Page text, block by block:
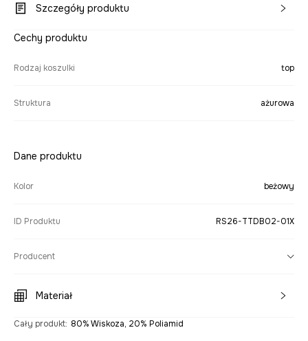
Szczegóły produktu
Cechy produktu
Rodzaj koszulki top
Struktura ażurowa
Dane produktu
Kolor beżowy
ID Produktu RS26-TTDB02-01X
Producent
Materiał
Cały produkt: 80% Wiskoza, 20% Poliamid